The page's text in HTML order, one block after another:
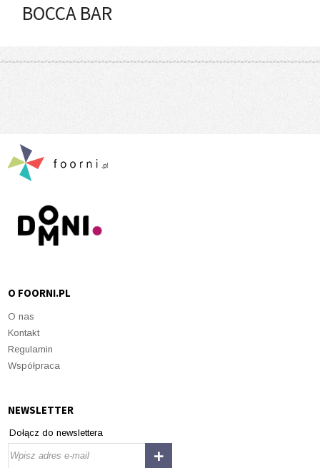
BOCCA BAR
O FOORNI.PL
O nas
Kontakt
Regulamin
Współpraca
NEWSLETTER
Dołącz do newslettera